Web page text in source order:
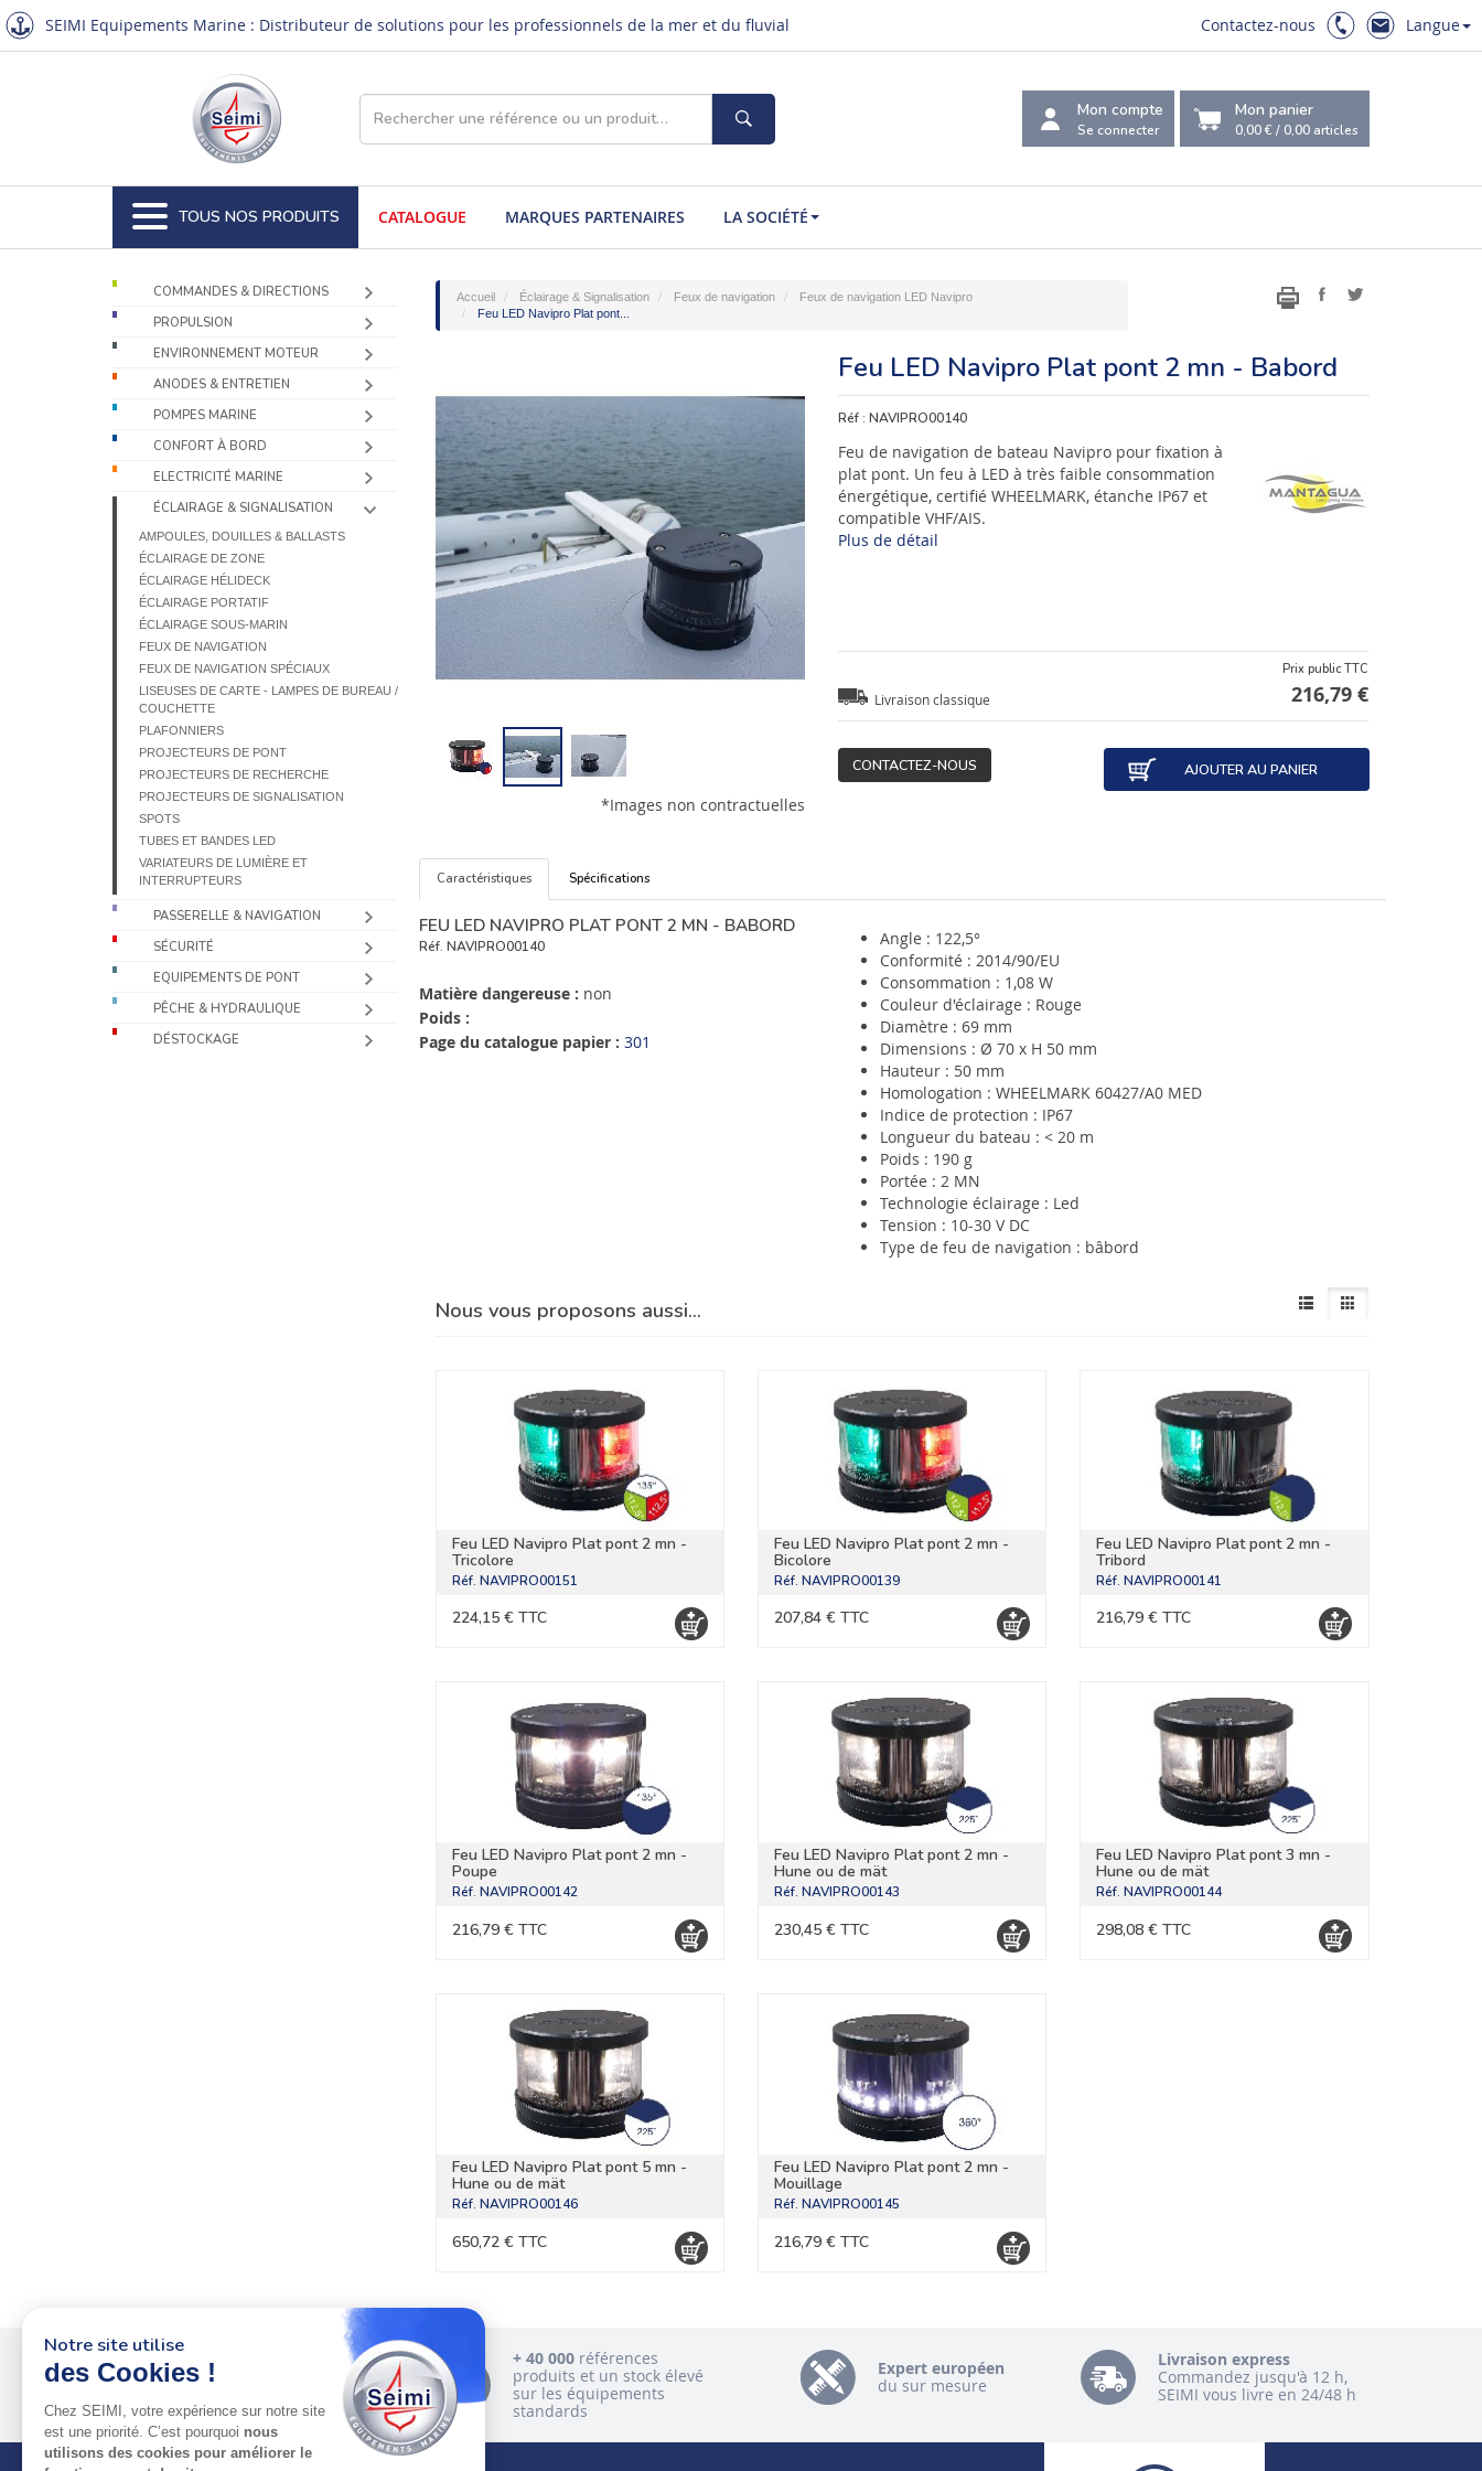
SEIMI Equipements Marine : Distributeur de solutions pour les professionnels de la mer et du fluvial Contactez-nous Langue
Mon compte
Se connecter
Mon panier
0,00 €/0,00 articles
TOUS NOS PRODUITS CATALOGUE MARQUES PARTENAIRES LA SOCIÉTÉ
COMMANDES & DIRECTIONS
PROPULSION
ENVIRONNEMENT MOTEUR
ANODES & ENTRETIEN
POMPES MARINE
CONFORT À BORD
ELECTRICITÉ MARINE
ÉCLAIRAGE & SIGNALISATION
AMPOULES, DOUILLES & BALLASTS
ÉCLAIRAGE DE ZONE
ÉCLAIRAGE HÉLIDECK
ÉCLAIRAGE PORTATIF
ÉCLAIRAGE SOUS-MARIN
FEUX DE NAVIGATION
FEUX DE NAVIGATION SPÉCIAUX
LISEUSES DE CARTE - LAMPES DE BUREAU /
COUCHETTE
PLAFONNIERS
PROJECTEURS DE PONT
PROJECTEURS DE RECHERCHE
PROJECTEURS DE SIGNALISATION
SPOTS
TUBES ET BANDES LED
VARIATEURS DE LUMIÈRE ET
INTERRUPTEURS
PASSERELLE & NAVIGATION
SÉCURITÉ
EQUIPEMENTS DE PONT
PÊCHE & HYDRAULIQUE
DÉSTOCKAGE
Accueil Éclairage & Signalisation Feux de navigation
Feux de navigation LED Navipro
Feu LED Navipro Plat pont...
*Images non contractuelles
Feu LED Navipro Plat pont 2 mn - Babord
Réf :NAVIPRO00140
Feu de navigation de bateau Navipro pour fixation à
plat pont. Un feu à LED à très faible consommation
énergétique, certifié WHEELMARK, étanche IP67 et
compatible VHF/AIS.
Plus de détail
Livraison classique
Prix public TTC
216,79 €
CONTACTEZ-NOUS AJOUTER AU PANIER
Caractéristiques Spécifications
FEU LED NAVIPRO PLAT PONT 2 MN - BABORD
Réf. NAVIPRO00140
Matière dangereuse : non
Poids :
Page du catalogue papier : 301
Angle : 122,5°
Conformité : 2014/90/EU
Consommation : 1,08 W
Couleur d'éclairage : Rouge
Diamètre : 69 mm
Dimensions : Ø 70 x H 50 mm
Hauteur : 50 mm
Homologation : WHEELMARK 60427/A0 MED
Indice de protection : IP67
Longueur du bateau : < 20 m
Poids : 190 g
Portée : 2 MN
Technologie éclairage : Led
Tension : 10-30 V DC
Type de feu de navigation : bâbord
Nous vous proposons aussi…
Feu LED Navipro Plat pont 2 mn -
Tricolore
Réf. NAVIPRO00151
224,15 € TTC
Feu LED Navipro Plat pont 2 mn -
Bicolore
Réf. NAVIPRO00139
207,84 € TTC
Feu LED Navipro Plat pont 2 mn -
Tribord
Réf.NAVIPRO00141
216,79 € TTC
Feu LED Navipro Plat pont 2 mn -
Poupe
Réf. NAVIPRO00142
216,79 € TTC
Feu LED Navipro Plat pont 2 mn -
Hune ou de mät
Réf. NAVIPRO00143
230,45 € TTC
Feu LED Navipro Plat pont 3 mn -
Hune ou de mät
Réf.NAVIPRO00144
298,08 € TTC
Feu LED Navipro Plat pont 5 mn -
Hune ou de mät
Réf. NAVIPRO00146
650,72 € TTC
Feu LED Navipro Plat pont 2 mn -
Mouillage
Réf. NAVIPRO00145
216,79 € TTC
Plus de 50 ans
au service
des pros
+ 40 000 références
produits et un stock élevé
sur les équipements
standards
Expert européen
du sur mesure
Livraison express
Commandez jusqu'à 12 h,
SEIMI vous livre en 24/48 h
Notre site utilise
des Cookies !
Chez SEIMI, votre expérience sur notre site
est une priorité. C’est pourquoi nous
utilisons des cookies pour améliorer le